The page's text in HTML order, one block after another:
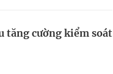
tăng cường kiểm soát